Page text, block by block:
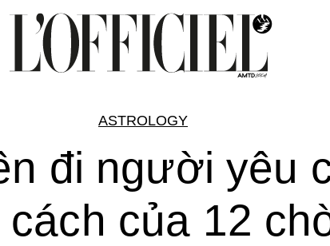
ASTROLOGY
đi người yêu
của 12